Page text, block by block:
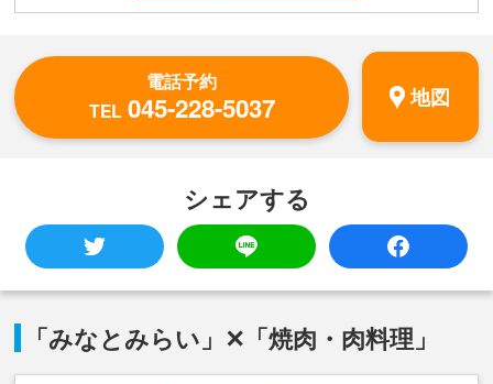
電話予約
TEL 045-228-5037 地図
シェアする
「みなとみらい」✕「焼肉・肉料理」